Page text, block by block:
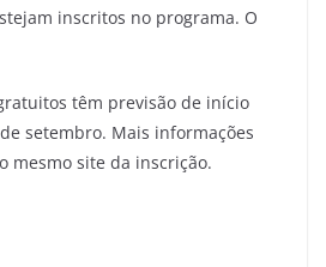
inscritos no programa. O
têm previsão de início
setembro. Mais informações
mesmo site da inscrição.